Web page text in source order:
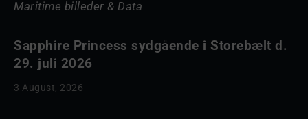
Maritime billeder & Data
Sapphire Princess sydgående i Storebælt d.
29. juli 2026
3 August, 2026